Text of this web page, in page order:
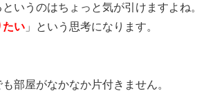
いうのはちょっと気が引けますよね。
たい 」という思考になります。
部屋がなかなか片付きません。